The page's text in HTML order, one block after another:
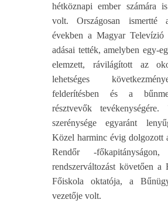
hétköznapi ember számára
volt. Országosan ismertté
években a Magyar
adásai tették, amelyben egy-
elemzett, rávilágított az
lehetséges
felderítésben és a
résztvevők tevékenységére.
szerénysége egyaránt
Közel harminc évig dolgozott
Rendőr -
rendszerváltozást követően a
Főiskola oktatója, a
vezetője volt.